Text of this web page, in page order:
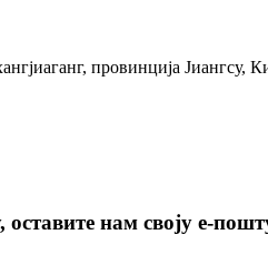
провинција Јиангсу,
нам своју е-